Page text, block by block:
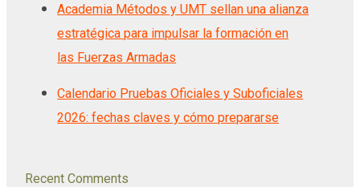
Academia Métodos y UMT sellan una alianza
estratégica para impulsar la formación en
las Fuerzas Armadas
Calendario Pruebas Oficiales y Suboficiales
2026: fechas claves y cómo prepararse
Recent Comments